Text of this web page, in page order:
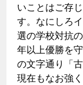
いことはご存
す。なにしろ
選の学校対抗
年以上優勝を
の文字通り「
現在もなお強